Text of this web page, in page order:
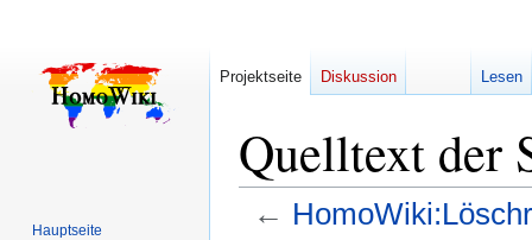
Quelltext der
←
Projektseite Diskussion Lesen
Hauptseite